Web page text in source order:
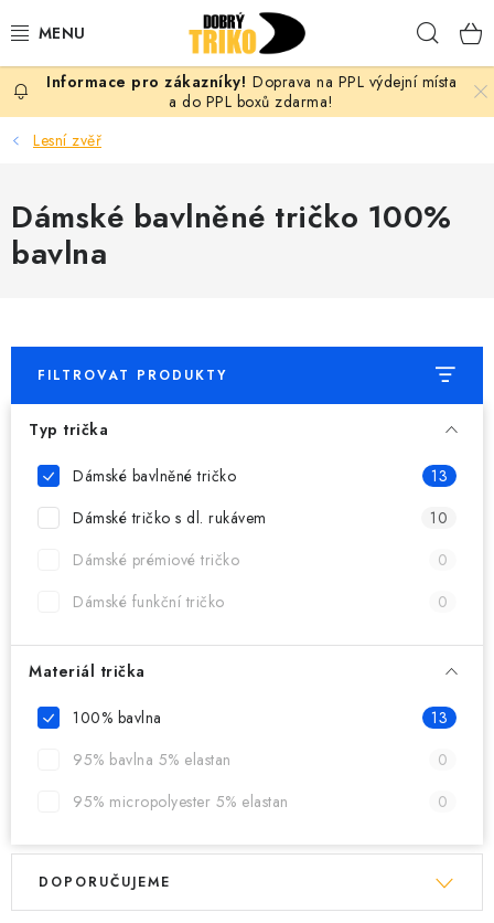
na
PRO ŽENY
PRO MUŽE
PRO DĚTI
DOPLŇKY
VLASTNÍ MOTIV
TRIČKA
OKAMŽITĚ K ODBĚRU
MÁM SRDCE POMÁHÁM
VÁNOCE
Obchodní podmínky
Zásady zpracování ochrany osobních údajů
Napište nám
Doprava na PPL výdejní místa
a do PPL boxů zdarma!
Lesní zvěř
Dámské bavlněné tričko 100%
bavlna
FILTROVAT PRODUKTY
Typ trička
Dámské bavlněné tričko
13
Dámské tričko s dl. rukávem
10
Dámské prémiové tričko
0
Dámské funkční tričko
0
Materiál trička
100% bavlna
13
95% bavlna 5% elastan
0
95% micropolyester 5% elastan
0
V
Ř
DOPORUČUJEME